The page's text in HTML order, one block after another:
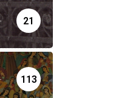
21
113